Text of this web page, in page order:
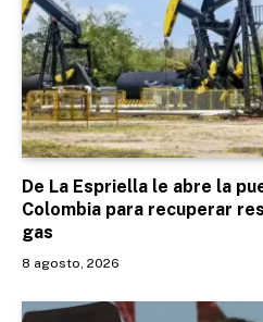
De La Espriella le abre la
Colombia para recuperar
gas
8 agosto, 2026